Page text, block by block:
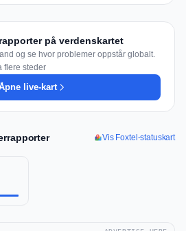
på verdenskartet
og se hvor problemer oppstår globalt.
flere steder
live-kart
Vis Foxtel-statuskart